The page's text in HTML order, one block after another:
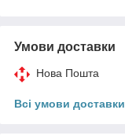
Умови доставки
Нова Пошта
Всі умови доставки